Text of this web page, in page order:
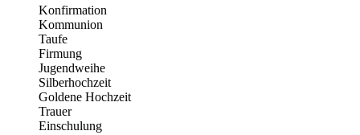
Konfirmation
Kommunion
Taufe
Firmung
Jugendweihe
Silberhochzeit
Goldene Hochzeit
Trauer
Einschulung